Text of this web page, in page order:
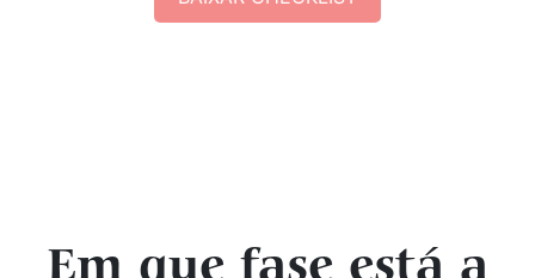
Em que fase está a